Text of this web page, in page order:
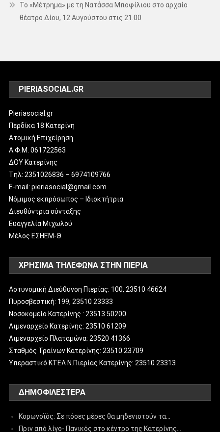
Το «Μέτρημα» με τη Νατάσσα Μποφίλιου στο αρχαίο
θέατρο Δίου, 12 Αυγούστου στις 21.00
PIERIASOCIAL.GR
Pieriasocial.gr
Περδίκα 18 Κατερίνη
Ατομική Επιχείρηση
Α.Φ.Μ. 061722563
ΔΟΥ Κατερίνης
Tηλ: 2351026836 – 6974109766
E-mail: pieriasocial@gmail.com
Νόμιμος εκπρόσωπος – Ιδιοκτήτρια
Διευθύντρια σύνταξης
Ευαγγελία Μιχωλού
Μέλος ΕΣΗΕΜ-Θ
ΧΡΗΣΙΜΑ ΤΗΛΕΦΩΝΑ ΣΤΗΝ ΠΙΕΡΙΑ
Αστυνομική Διεύθυνση Πιερίας: 100, 23510 46624
Πυροσβεστική: 199, 23510 23333
Νοσοκομείο Κατερίνης : 23513 50200
Λιμεναρχείο Κατερίνης: 23510 61209
Λιμεναρχείο Πλαταμώνα: 23520 41366
Σταθμός Τραίνων Κατερίνης: 23510 23709
Υπεραστικό ΚΤΕΛ Ν.Πιερίας Κατερίνης: 23510 23313
ΔΗΜΟΦΙΛΈΣΤΕΡΑ
Κορωνοϊός: Σε πόσες μέρες θα μηδενιστούν τα…
Πριν από λίγο- Πανικός στο κέντρο της Κατερίνης…